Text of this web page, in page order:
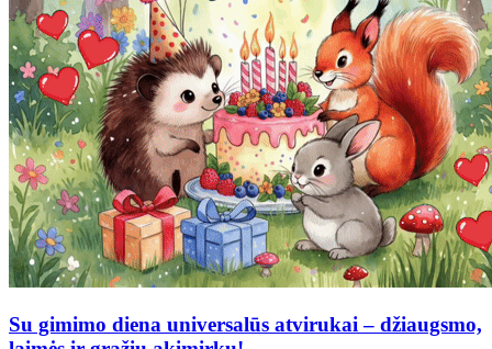
Su gimimo diena universalūs atvirukai – džiaugsmo,